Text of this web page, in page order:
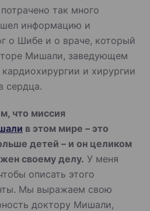
так много
информацию и
о Шибе и о враче, который
Мишали, заведующем
и хирургии
сердца.
что миссия
в этом мире – это
детей – и он целиком
своему делу. У меня
описать этого
Мы выражаем свою
доктору Мишали,